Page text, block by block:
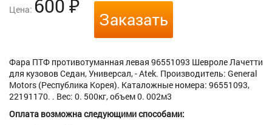
Цена: 600 ₽
Заказать
Фара ПТФ противотуманная левая 96551093 Шевроле Лачетти
для кузовов Седан, Универсал, - Atek. Производитель: General
Motors (Республика Корея). Каталожные номера: 96551093,
22191170. . Вес: 0. 500кг, объем 0. 002м3
Оплата возможна следующими способами: